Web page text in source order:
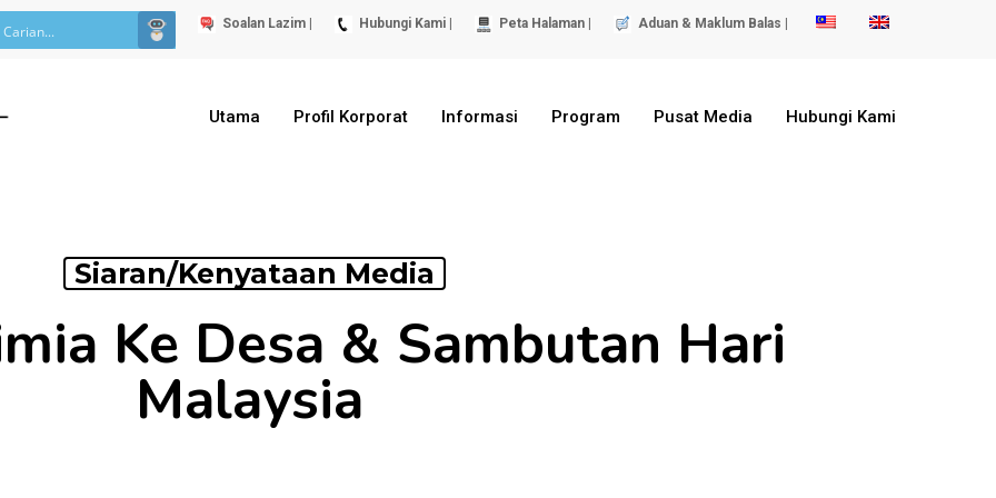
Soalan Lazim | Hubungi Kami | Peta Halaman | Aduan & Maklum Balas |
Utama Profil Korporat Informasi Program Pusat Media Hubungi Kami
Siaran/Kenyataan Media
Ke Desa & Sambutan Hari
Malaysia